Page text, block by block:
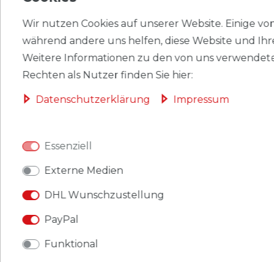
Produkt: Briefmarken
Ausgabeanlass: 1983 Schiffe
Ausgabejahr: 1983
Wir nutzen Cookies auf unserer Website. Einige
während andere uns helfen, diese Website und
Weitere Informationen zu den von uns
Rechten als Nutzer finden Sie hier:
Daten­schutz­erklärung Impressum
Essenziell
Externe Medien
DHL Wunschzustellung
PayPal
Funktional